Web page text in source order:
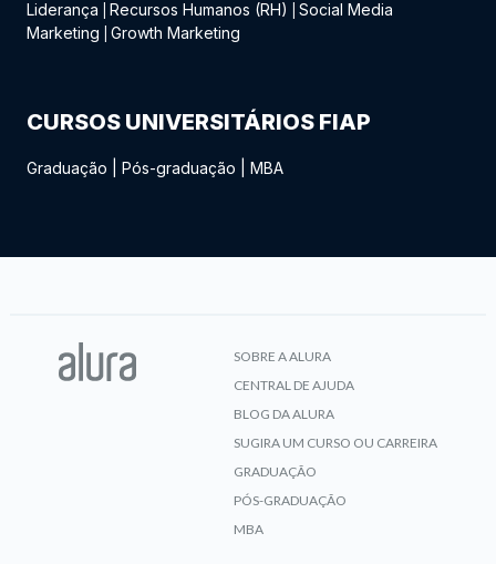
Liderança
Recursos Humanos (RH)
Social Media
Marketing
Growth Marketing
CURSOS UNIVERSITÁRIOS FIAP
Graduação Pós-graduação MBA
SOBRE A ALURA
CENTRAL DE AJUDA
BLOG DA ALURA
SUGIRA UM CURSO OU CARREIRA
GRADUAÇÃO
PÓS-GRADUAÇÃO
MBA